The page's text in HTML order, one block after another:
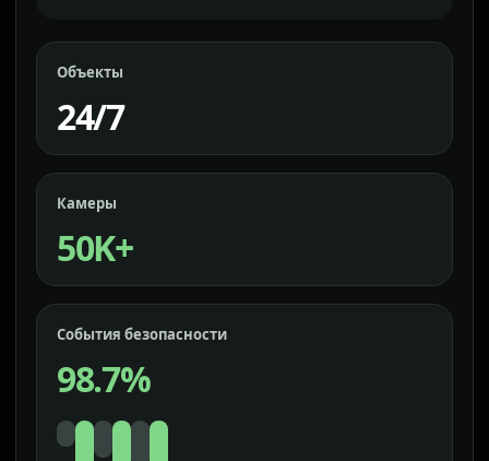
Объекты
24/7
Камеры
50K+
События безопасности
98.7%